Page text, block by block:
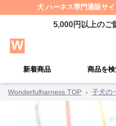
犬 ハーネス専門通販サイ
5,000円以上のご
新着商品 商品を
Wonderfulharness TOP › 子犬の